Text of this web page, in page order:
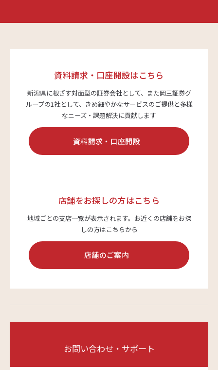
会社案内
サステナビリティ
0120-03-4649
資料請求・口座開設はこちら
新潟県に根ざす対面型の証券会社として、また岡三証券グ
ループの1社として、 きめ細やかなサービスのご提供と多様
なニーズ・課題解決に貢献します
資料請求・口座開設
店舗をお探しの方はこちら
地域ごとの支店一覧が表示されます。 お近くの店舗をお探
しの方はこちらから
店舗のご案内
お問い合わせ・サポート